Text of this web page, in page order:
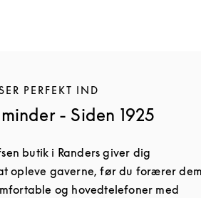
PERFEKT IND
- Siden 1925
butik i Randers giver dig
opleve gaverne, før du forærer dem
og hovedtelefoner med